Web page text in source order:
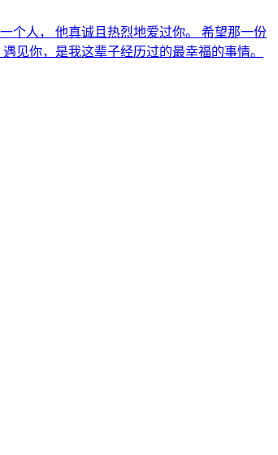
个人， 他真诚且热烈地爱过你。 希望那一份
你，是我这辈子经历过的最幸福的事情。